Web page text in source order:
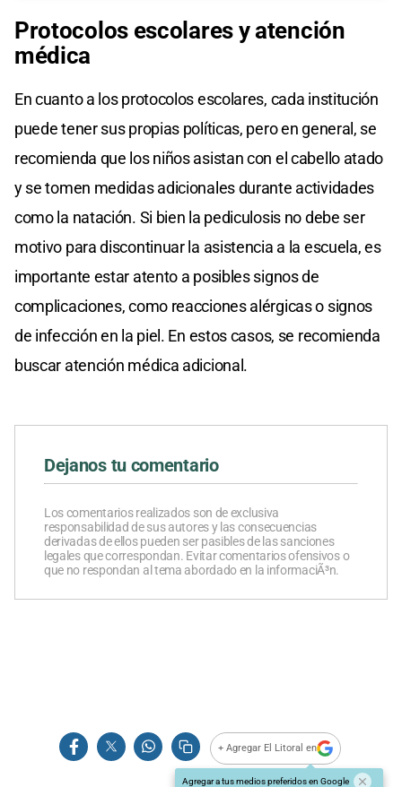
Protocolos escolares y atención
médica
En cuanto a los protocolos escolares, cada institución
puede tener sus propias políticas, pero en general, se
recomienda que los niños asistan con el cabello atado
y se tomen medidas adicionales durante actividades
como la natación. Si bien la pediculosis no debe ser
motivo para discontinuar la asistencia a la escuela, es
importante estar atento a posibles signos de
complicaciones, como reacciones alérgicas o signos
de infección en la piel. En estos casos, se recomienda
buscar atención médica adicional.
Dejanos tu comentario
Los comentarios realizados son de exclusiva
responsabilidad de sus autores y las consecuencias
derivadas de ellos pueden ser pasibles de las sanciones
legales que correspondan. Evitar comentarios ofensivos o
que no respondan al tema abordado en la informaciÃ³n.
+ Agregar El Litoral en
Agregar a tus medios preferidos en Google